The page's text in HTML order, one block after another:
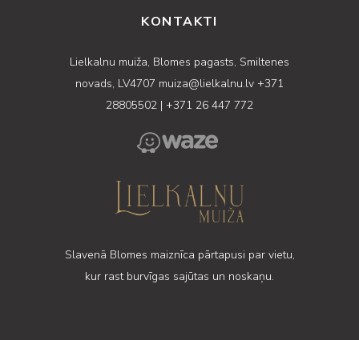
KONTAKTI
Lielkalnu muiža, Blomes pagasts, Smiltenes
novads, LV4707 muiza@lielkalnu.lv +371
28805502 | +371 26 447 772
Slavenā Blomes maiznīca pārtapusi par vietu,
kur rast burvīgas sajūtas un noskaņu.